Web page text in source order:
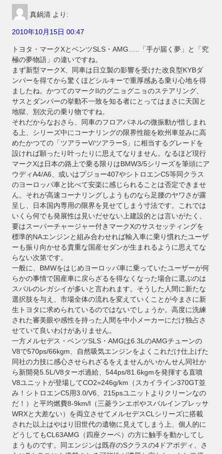
真鍋清 より:
2010年10月15日 00:47
トヨタ・マークXとベンツSLS・AMG…..「手が届く夢」と「究
極の夢物語」の違いですね。
まず新型マークX、同車は日立製の影響を受けた改良型KYBダ
ンパーを得てから驚くほどシルキーで重厚感ある乗り心地を得
ましたね。かつてのマークIIのグニョグニョのステアリング、
サスとダンパーの挙動不一致を知る者にとってはまさに天国と
地獄、別次元の乗り物ですね。
それだからなおさら、同車のフロアパネルの微振動が惜しまれ
る上、シリーズ中にコーナリングの限界性能を欧州車並みに高
めたかつての「ツアラーV/ツアラーS」に相当するグレードを
設ければ願ったり叶ったりに思えてなりません。なるほど現行
マークXは日本の路上で乗る限りはBMW3/5シリーズを筆頭にア
ウディA4/A6、或いはプジョー407やシトロエンC5等同クラス
のヨーロッパ車と比べて安楽に感じられることは否定できませ
ん。それが高速コーナリングしようものなら足腰のヤワさが露
呈し、日本国内専用の限界を見せてしまう寸法です。これでは
いくら何でも発展性は見いだせない上建設的とは言いがたく、
要はスーパーチャージャー付きマークXのサスセッティングを
標準的NAエンジンと組み合わせれば輸入車に乗り慣れたユーザ
ーも振り向かせる貴重な国産セダンが生まれるように思えてな
らない次第です。
一般に、BMWをはじめヨーロッパ車に乗っていたユーザーが何
らかの事情で国産車に戻らざるを得なくなった場合に選ぶのは
スバルのレガシイが多いと言われます。そうした人間に新たな
選択肢を与え、市場全体の流れを変えていくことが今まさに新
生トヨタに求められているのではないでしょうか。高度に洗練
された審美眼や感性を持った人間を中小メーカーにだけ独占さ
せていて良いわけがありません。
一方メルセデス・ベンツSLS・AMGは6.3LのAMGチューンの
V8で570ps/66kgm、自然吸気エンジンをよくこれだけ仕上げた
同社の力技に感心させられざるをえませんがいかんせん同社か
ら新開発5.5L/V8ターボ過給、544ps/81.6kgmを発揮する直噴
V8ユニットが登場してCO2=246g/km（スカイライン370GT並
み！シトロエンC5用3.0/V6、215psユニットよりクリーンなの
だ！）と平均燃費8-9km/l（三菱ランエボやスバルインプレッサ
WRXと大差ない）を両立させてメルセデスCLシリーズに搭載
された以上はやはり旧世代の遺物に見えてしまう上、個人的に
どうしてもCL63AMG（四座クーペ）の方に触手を動かしてし
まうものです。同エンジンは既存のSクラスの4ドアボディ、さ